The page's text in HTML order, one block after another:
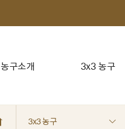
농구소개 3x3 농구
3x3 농구